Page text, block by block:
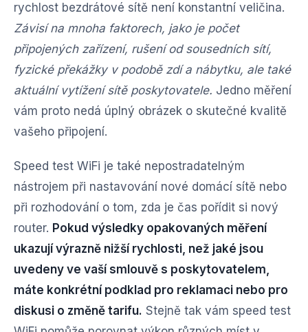
rychlost bezdrátové sítě není konstantní veličina.
Závisí na mnoha faktorech, jako je počet
připojených zařízení, rušení od sousedních sítí,
fyzické překážky v podobě zdí a nábytku, ale také
aktuální vytížení sítě poskytovatele. Jedno měření
vám proto nedá úplný obrázek o skutečné kvalitě
vašeho připojení.
Speed test WiFi je také nepostradatelným
nástrojem při nastavování nové domácí sítě nebo
při rozhodování o tom, zda je čas pořídit si nový
router. Pokud výsledky opakovaných měření
ukazují výrazně nižší rychlosti, než jaké jsou
uvedeny ve vaší smlouvě s poskytovatelem,
máte konkrétní podklad pro reklamaci nebo pro
diskusi o změně tarifu. Stejně tak vám speed test